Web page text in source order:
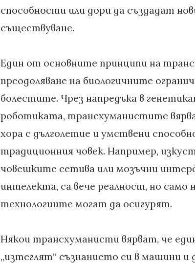
способности или дори да създадат
съществуване.
Един от основните принципи на
преодоляване на биологичните
болестите. Чрез напредъка в
роботиката, трансхуманистите
хора с дълголетие и умствени
традиционния човек. Например,
човешките сетива или мозъчни
интелекта, са вече реалност, но
технологиите могат да осигурят.
Някои трансхуманисти вярват, че
„изтеглят“ съзнанието си в машини